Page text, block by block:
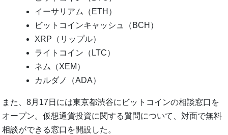
イーサリアム（ETH）
ビットコインキャッシュ（BCH）
XRP（リップル）
ライトコイン（LTC）
ネム（XEM）
カルダノ（ADA）
また、8月17日には東京都渋谷にビットコインの相談窓口を
オープン。仮想通貨投資に関する質問について、対面で無料
相談ができる窓口を開設した。